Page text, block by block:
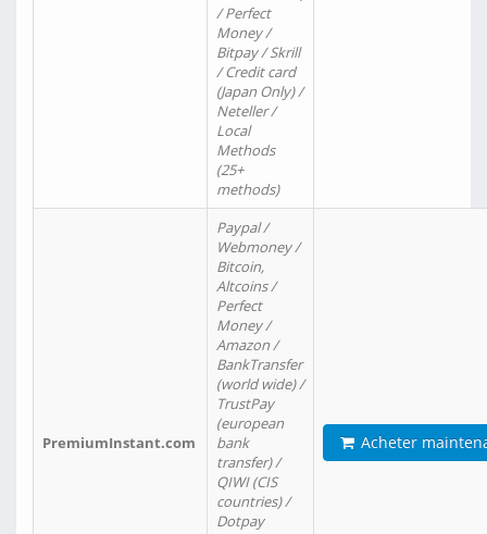
/ Perfect
Money /
Bitpay / Skrill
/ Credit card
(Japan Only) /
Neteller /
Local
Methods
(25+
methods)
PremiumInstant.com
Paypal /
Webmoney /
Bitcoin,
Altcoins /
Perfect
Money /
Amazon /
BankTransfer
(world wide) /
TrustPay
(european
bank
transfer) /
QIWI (CIS
countries) /
Dotpay
Acheter